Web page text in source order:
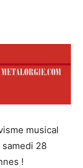
musical
28
!